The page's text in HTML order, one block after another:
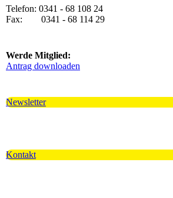
Telefon: 0341 - 68 108 24
Fax: 0341 - 68 114 29
Werde Mitglied:
Antrag downloaden
Newsletter
Kontakt